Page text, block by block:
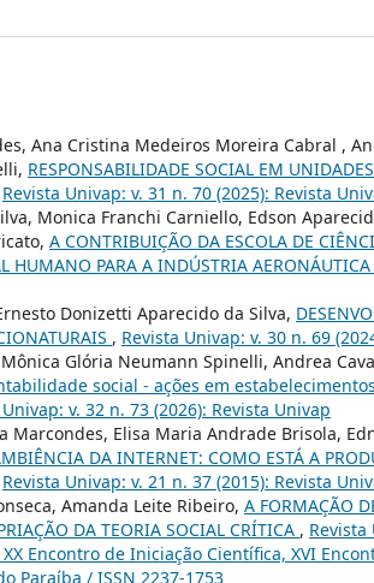
Ana Cristina Medeiros Moreira Cabral ,
RESPONSABILIDADE SOCIAL EM
Revista Univap: v. 31 n. 70 (2025): Revista
Monica Franchi Carniello, Edson
A CONTRIBUIÇÃO DA ESCOLA DE
HUMANO PARA A INDÚSTRIA AERONÁUTICA
Donizetti Aparecido da Silva,
, Revista Univap: v. 30 n. 69
Glória Neumann Spinelli, Andrea
social - ações em
v. 32 n. 73 (2026): Revista Univap
Marcondes, Elisa Maria Andrade Brisola,
DA INTERNET: COMO ESTÁ A
Revista Univap: v. 21 n. 37 (2015): Revista
Amanda Leite Ribeiro, A FORMAÇÃO
DA TEORIA SOCIAL CRÍTICA , Revista
Encontro de Iniciação Científica, XVI
Paraíba / ISSN 2237-1753